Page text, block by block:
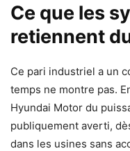
Ce que les
retiennent
Ce pari industriel a un
temps ne montre pas.
Hyundai Motor du
publiquement averti,
dans les usines sans